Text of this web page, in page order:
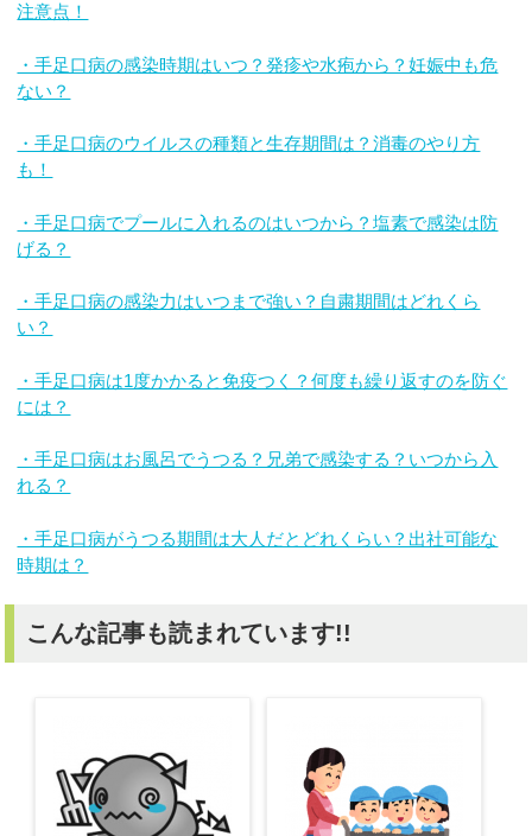
注意点！
・手足口病の感染時期はいつ？発疹や水疱から？妊娠中も危
ない？
・手足口病のウイルスの種類と生存期間は？消毒のやり方
も！
・手足口病でプールに入れるのはいつから？塩素で感染は防
げる？
・手足口病の感染力はいつまで強い？自粛期間はどれくら
い？
・手足口病は1度かかると免疫つく？何度も繰り返すのを防ぐ
には？
・手足口病はお風呂でうつる？兄弟で感染する？いつから入
れる？
・手足口病がうつる期間は大人だとどれくらい？出社可能な
時期は？
こんな記事も読まれています!!